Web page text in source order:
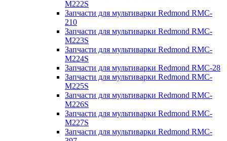
M222S
Запчасти для мультиварки Redmond RMC-
210
Запчасти для мультиварки Redmond RMC-
M223S
Запчасти для мультиварки Redmond RMC-
M224S
Запчасти для мультиварки Redmond RMC-28
Запчасти для мультиварки Redmond RMC-
M225S
Запчасти для мультиварки Redmond RMC-
M226S
Запчасти для мультиварки Redmond RMC-
M227S
Запчасти для мультиварки Redmond RMC-